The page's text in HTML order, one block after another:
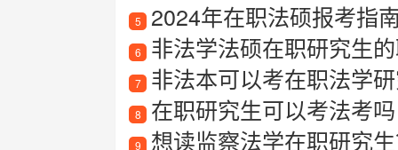
5 2024年在职法硕报考指
6 非法学法硕在职研究生
7 非法本可以考在职法学
8 在职研究生可以考法考吗
9 想读监察法学在职研究生